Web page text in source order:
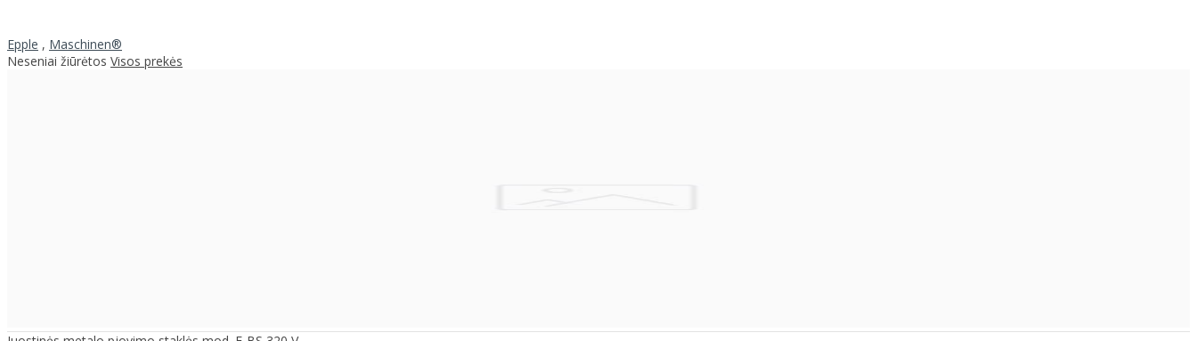
Epple , Maschinen®
Neseniai žiūrėtos Visos prekės